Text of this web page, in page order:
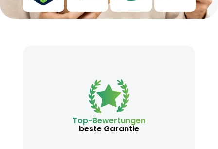
Top-Bewertungen
beste Garantie